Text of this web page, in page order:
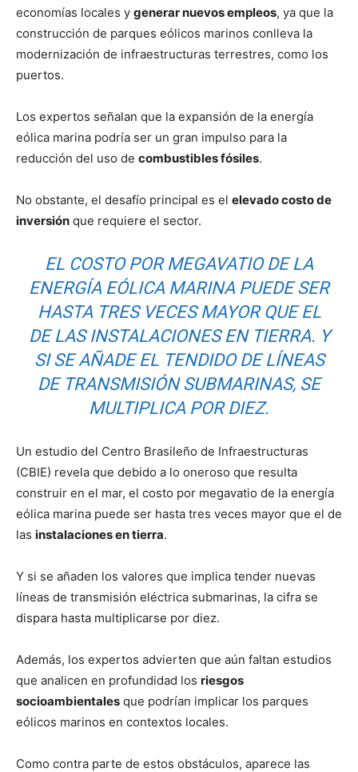
economías locales y generar nuevos empleos, ya que la
construcción de parques eólicos marinos conlleva la
modernización de infraestructuras terrestres, como los
puertos.
Los expertos señalan que la expansión de la energía
eólica marina podría ser un gran impulso para la
reducción del uso de combustibles fósiles.
No obstante, el desafío principal es el elevado costo de
inversión que requiere el sector.
EL COSTO POR MEGAVATIO DE LA
ENERGÍA EÓLICA MARINA PUEDE SER
HASTA TRES VECES MAYOR QUE EL
DE LAS INSTALACIONES EN TIERRA. Y
SI SE AÑADE EL TENDIDO DE LÍNEAS
DE TRANSMISIÓN SUBMARINAS, SE
MULTIPLICA POR DIEZ.
Un estudio del Centro Brasileño de Infraestructuras
(CBIE) revela que debido a lo oneroso que resulta
construir en el mar, el costo por megavatio de la energía
eólica marina puede ser hasta tres veces mayor que el de
las instalaciones en tierra.
Y si se añaden los valores que implica tender nuevas
líneas de transmisión eléctrica submarinas, la cifra se
dispara hasta multiplicarse por diez.
Además, los expertos advierten que aún faltan estudios
que analicen en profundidad los riesgos
socioambientales que podrían implicar los parques
eólicos marinos en contextos locales.
Como contra parte de estos obstáculos, aparece las